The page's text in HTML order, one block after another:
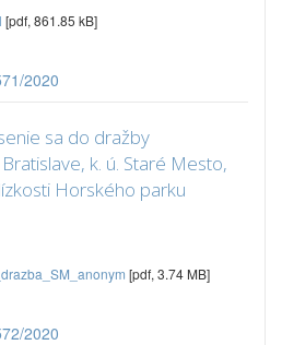
[pdf, 861.85 kB]
2020
sa do dražby
k. ú. Staré Mesto,
Horského parku
[pdf, 3.74 MB]
2020